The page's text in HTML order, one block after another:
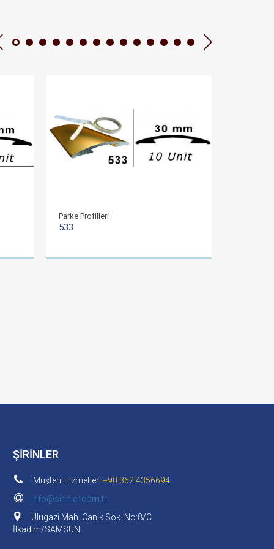
Parke Profilleri
533
ŞİRİNLER
Müşteri Hizmetleri +90 362 4356694
info@sirinler.com.tr
Ulugazi Mah. Canik Sok. No:8/C
İlkadım/SAMSUN